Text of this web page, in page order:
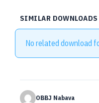
SIMILAR DOWNLOADS
No related download
OBBJ Nabava